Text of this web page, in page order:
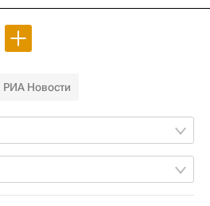
РИА Новости